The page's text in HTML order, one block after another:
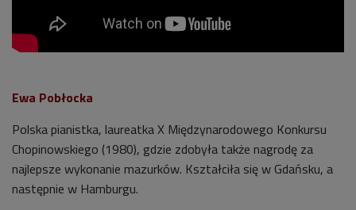
Ewa Pobłocka
Polska pianistka, laureatka X Międzynarodowego Konkursu
Chopinowskiego (1980), gdzie zdobyła także nagrodę za
najlepsze wykonanie mazurków. Kształciła się w Gdańsku, a
następnie w Hamburgu.